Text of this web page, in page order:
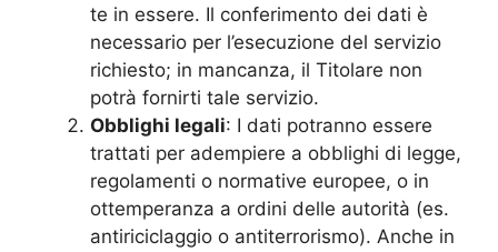
te in essere. Il conferimento dei dati è
necessario per l’esecuzione del servizio
richiesto; in mancanza, il Titolare non
potrà fornirti tale servizio.
Obblighi legali: I dati potranno essere
trattati per adempiere a obblighi di legge,
regolamenti o normative europee, o in
ottemperanza a ordini delle autorità (es.
antiriciclaggio o antiterrorismo). Anche in